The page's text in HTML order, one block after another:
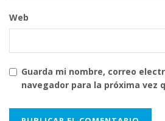
Web
Guarda mi nombre, correo
navegador para la próxima vez